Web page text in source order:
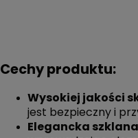
Cechy produktu:
Wysokiej jakości
jest bezpieczny i
Elegancka